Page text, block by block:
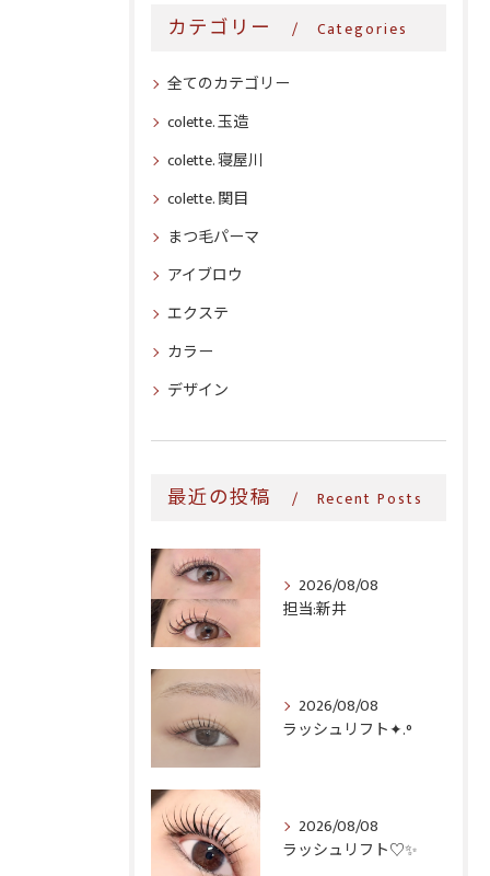
カテゴリー Categories
全てのカテゴリー
colette. 玉造
colette. 寝屋川
colette. 関目
まつ毛パーマ
アイブロウ
エクステ
カラー
デザイン
最近の投稿 Recent Posts
2026/08/08
担当:新井
2026/08/08
ラッシュリフト✦.°
2026/08/08
ラッシュリフト♡✨